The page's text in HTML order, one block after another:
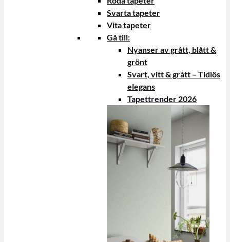
Svarta tapeter
Vita tapeter
Gå till:
Nyanser av grått, blått &
grönt
Svart, vitt & grått – Tidlös
elegans
Tapettrender 2026